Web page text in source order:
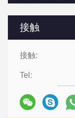
接触
接触:
Tel: